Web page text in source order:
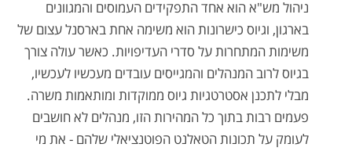
ניהול מש"א הוא אחד התפקידים העמוסים והמגוונים
בארגון, וגיוס כישרונות הוא משימה אחת בארסנל עצום של
משימות המתחרות על סדרי העדיפויות. כאשר עולה צורך
בגיוס לרוב המנהלים והמגייסים עובדים מעכשיו לעכשיו,
מבלי לתכנן אסטרטגיות גיוס ממוקדות ומותאמות משרה.
פעמים רבות בתוך כל המהירות הזו, מנהלים לא חושבים
לעומק על תכונות הטאלנט הפוטנציאלי שלהם - את מי